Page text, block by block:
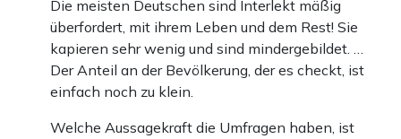
Die meisten Deutschen sind Interlekt mäßig
überfordert, mit ihrem Leben und dem Rest! Sie
kapieren sehr wenig und sind mindergebildet. …
Der Anteil an der Bevölkerung, der es checkt, ist
einfach noch zu klein.
Welche Aussagekraft die Umfragen haben, ist